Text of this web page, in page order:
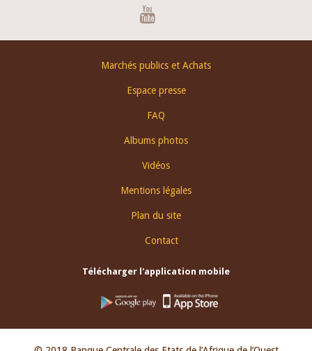
Marchés publics et Achats
Espace presse
FAQ
Albums photos
Vidéos
Mentions légales
Plan du site
Contact
Télécharger l'application mobile